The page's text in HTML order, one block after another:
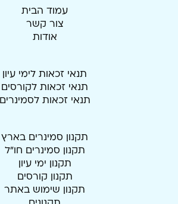
עמוד הבית
צור קשר
אודות
תנאי זכאות לימי עיון
תנאי זכאות לקורסים
תנאי זכאות לסמינרים
תקנון סמינרים בארץ
תקנון סמינרים חו"ל
תקנון ימי עיון
תקנון קורסים
תקנון שימוש באתר